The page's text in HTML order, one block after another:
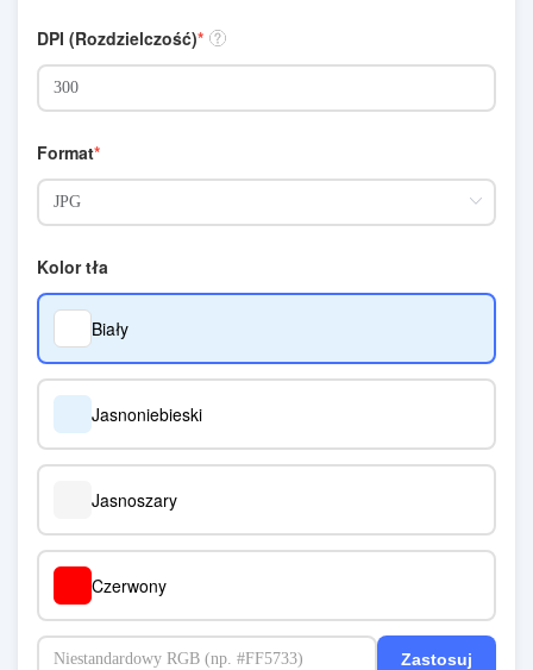
DPI (Rozdzielczość)
Format
Kolor tła
Biały
Jasnoniebieski
Jasnoszary
Czerwony
Zastosuj